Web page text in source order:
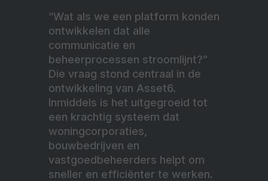
“Wat als we een platform konden
ontwikkelen dat alle
communicatie en
beheerprocessen stroomlijnt?”
Die vraag stond centraal in de
ontwikkeling van Asset6.
Inmiddels is het uitgegroeid tot
een krachtig systeem dat
woningcorporaties,
bouwbedrijven en
vastgoedbeheerders helpt om
sneller en efficiënter te werken.